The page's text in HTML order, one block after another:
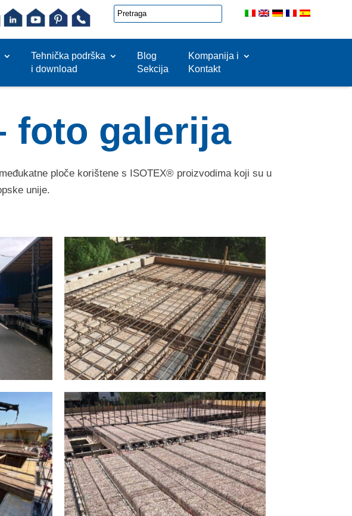
Tehnička podrška
i download
Blog
Sekcija
Kompanija i
Kontakt
foto galerija
ploče korištene s ISOTEX® proizvodima koji su u
unije.